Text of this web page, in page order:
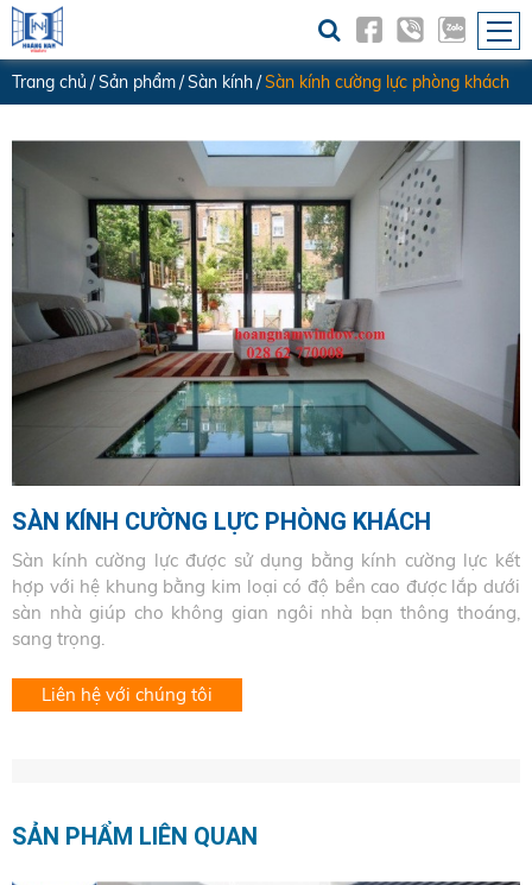
Trang chủ Sản phẩm Sàn kính Sàn kính cường lực phòng khách
SÀN KÍNH CƯỜNG LỰC PHÒNG KHÁCH
Sàn kính cường lực được sử dụng bằng kính cường lực kết
hợp với hệ khung bằng kim loại có độ bền cao được lắp dưới
sàn nhà giúp cho không gian ngôi nhà bạn thông thoáng,
sang trọng.
Liên hệ với chúng tôi
SẢN PHẨM LIÊN QUAN